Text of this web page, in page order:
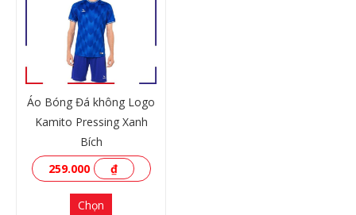
XEM THÊM
Áo Bóng Đá không Logo
Kamito Pressing Xanh
Bích
259.000
₫
Chọn